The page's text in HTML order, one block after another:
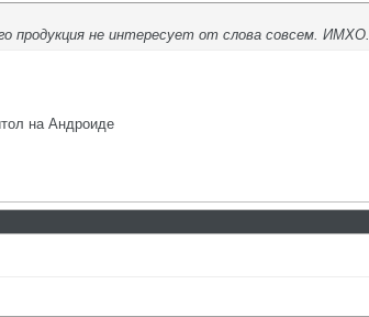
продукция не интересует от слова совсем. ИМХО.
на Андроиде